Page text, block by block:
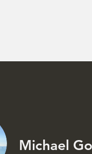
Michael